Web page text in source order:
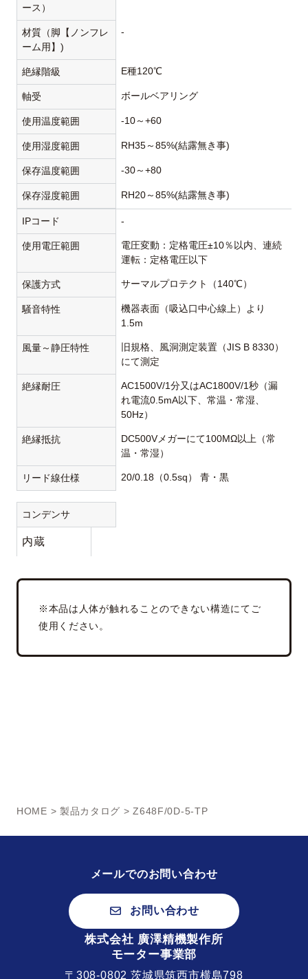
ース）
材質（脚【ノンフレ
ーム用】)
-
絶縁階級 E種120℃
軸受 ボールベアリング
使用温度範囲 -10～+60
使用湿度範囲 RH35～85%(結露無き事)
保存温度範囲 -30～+80
保存湿度範囲 RH20～85%(結露無き事)
IPコード -
使用電圧範囲
電圧変動：定格電圧±10％以内、連続
運転：定格電圧以下
保護方式 サーマルプロテクト（140℃）
騒音特性
機器表面（吸込口中心線上）より
1.5m
風量～静圧特性
旧規格、風洞測定装置（JIS B 8330）
にて測定
絶縁耐圧
AC1500V/1分又はAC1800V/1秒（漏
れ電流0.5mA以下、常温・常湿、
50Hz）
絶縁抵抗
DC500Vメガーにて100MΩ以上（常
温・常湿）
リード線仕様 20/0.18（0.5sq） 青・黒
コンデンサ
内蔵
※本品は人体が触れることのできない構造にてご
使用ください。
HOME > 製品カタログ > Z648F/0D-5-TP
メールでのお問い合わせ
お問い合わせ
株式会社 廣澤精機製作所
モーター事業部
〒308-0802 茨城県筑西市横島798